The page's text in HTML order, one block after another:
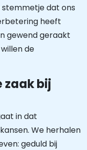
dat ons
heeft
gewend geraakt
de
zaak bij
in dat
We herhalen
geduld bij